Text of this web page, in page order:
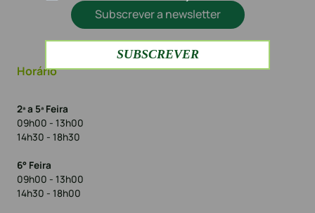
Subscrever a newsletter
Horário
2ª a 5ª Feira
09h00 - 13h00
14h30 - 18h30
6° Feira
09h00 - 13h00
14h30 - 18h00